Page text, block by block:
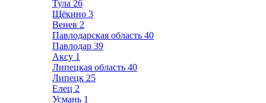
Тула 26
Щёкино 3
Венев 2
Павлодарская область 40
Павлодар 39
Аксу 1
Липецкая область 40
Липецк 25
Елец 2
Усмань 1